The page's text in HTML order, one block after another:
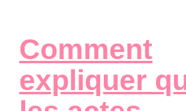
Comment
expliquer